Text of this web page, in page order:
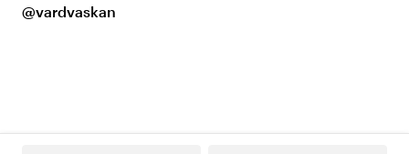
@vardvaskan